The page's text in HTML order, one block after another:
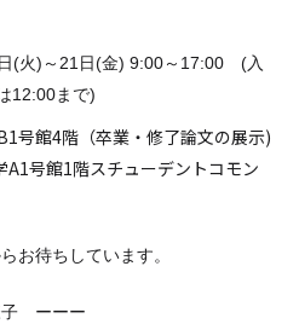
(火)～21日(金) 9:00～17:00 (入
12:00まで)
館4階（卒業・修了論文の展示)
A1号館1階スチューデントコモン
お待ちしています。
子 ーーー